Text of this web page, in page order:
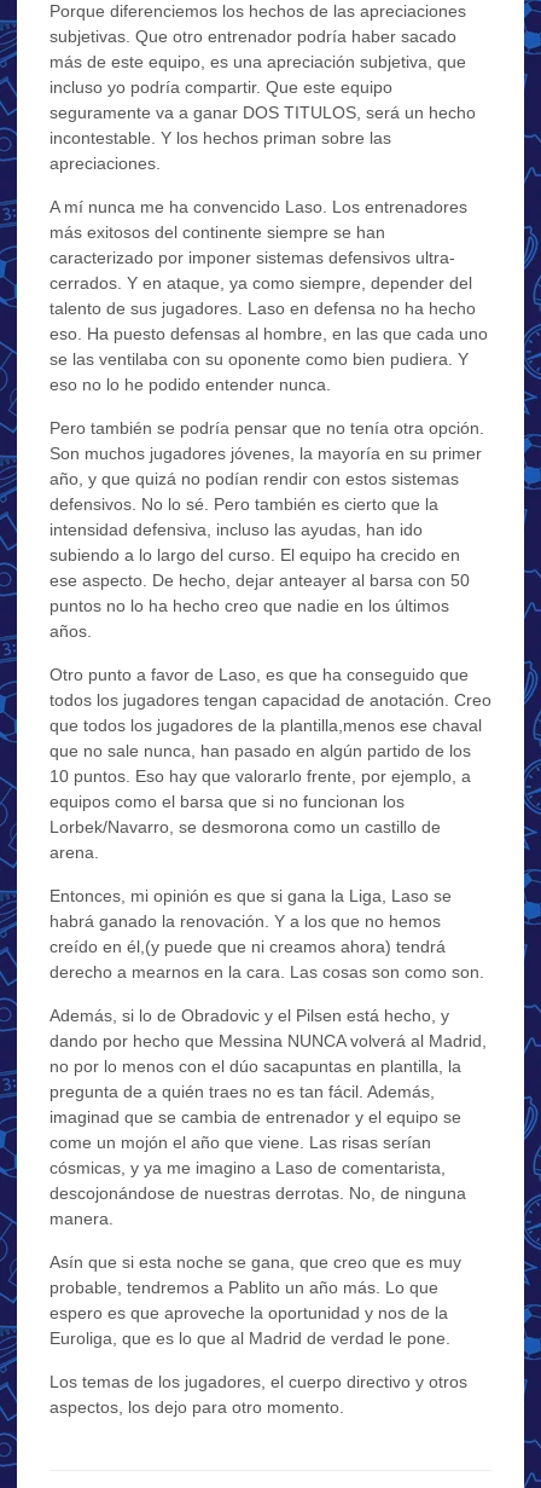
Porque diferenciemos los hechos de las apreciaciones
subjetivas. Que otro entrenador podría haber sacado
más de este equipo, es una apreciación subjetiva, que
incluso yo podría compartir. Que este equipo
seguramente va a ganar DOS TITULOS, será un hecho
incontestable. Y los hechos priman sobre las
apreciaciones.
A mí nunca me ha convencido Laso. Los entrenadores
más exitosos del continente siempre se han
caracterizado por imponer sistemas defensivos ultra-
cerrados. Y en ataque, ya como siempre, depender del
talento de sus jugadores. Laso en defensa no ha hecho
eso. Ha puesto defensas al hombre, en las que cada uno
se las ventilaba con su oponente como bien pudiera. Y
eso no lo he podido entender nunca.
Pero también se podría pensar que no tenía otra opción.
Son muchos jugadores jóvenes, la mayoría en su primer
año, y que quizá no podían rendir con estos sistemas
defensivos. No lo sé. Pero también es cierto que la
intensidad defensiva, incluso las ayudas, han ido
subiendo a lo largo del curso. El equipo ha crecido en
ese aspecto. De hecho, dejar anteayer al barsa con 50
puntos no lo ha hecho creo que nadie en los últimos
años.
Otro punto a favor de Laso, es que ha conseguido que
todos los jugadores tengan capacidad de anotación. Creo
que todos los jugadores de la plantilla,menos ese chaval
que no sale nunca, han pasado en algún partido de los
10 puntos. Eso hay que valorarlo frente, por ejemplo, a
equipos como el barsa que si no funcionan los
Lorbek/Navarro, se desmorona como un castillo de
arena.
Entonces, mi opinión es que si gana la Liga, Laso se
habrá ganado la renovación. Y a los que no hemos
creído en él,(y puede que ni creamos ahora) tendrá
derecho a mearnos en la cara. Las cosas son como son.
Además, si lo de Obradovic y el Pilsen está hecho, y
dando por hecho que Messina NUNCA volverá al Madrid,
no por lo menos con el dúo sacapuntas en plantilla, la
pregunta de a quién traes no es tan fácil. Además,
imaginad que se cambia de entrenador y el equipo se
come un mojón el año que viene. Las risas serían
cósmicas, y ya me imagino a Laso de comentarista,
descojonándose de nuestras derrotas. No, de ninguna
manera.
Asín que si esta noche se gana, que creo que es muy
probable, tendremos a Pablito un año más. Lo que
espero es que aproveche la oportunidad y nos de la
Euroliga, que es lo que al Madrid de verdad le pone.
Los temas de los jugadores, el cuerpo directivo y otros
aspectos, los dejo para otro momento.